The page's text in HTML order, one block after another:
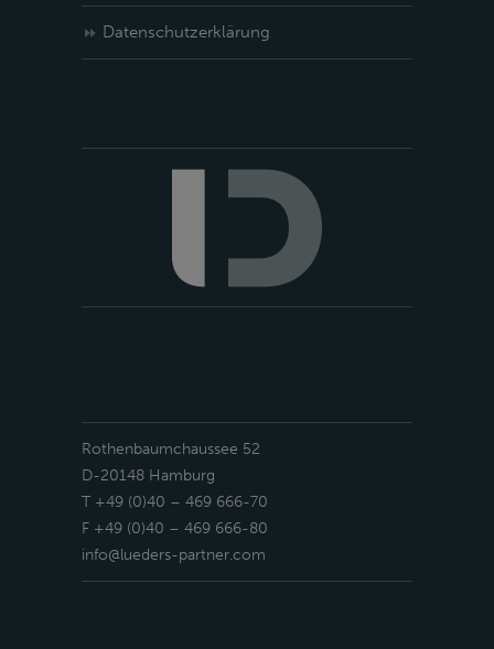
Datenschutzerklärung
Rothenbaumchaussee 52
D-20148 Hamburg
T +49 (0)40 – 469 666-70
F +49 (0)40 – 469 666-80
info@lueders-partner.com